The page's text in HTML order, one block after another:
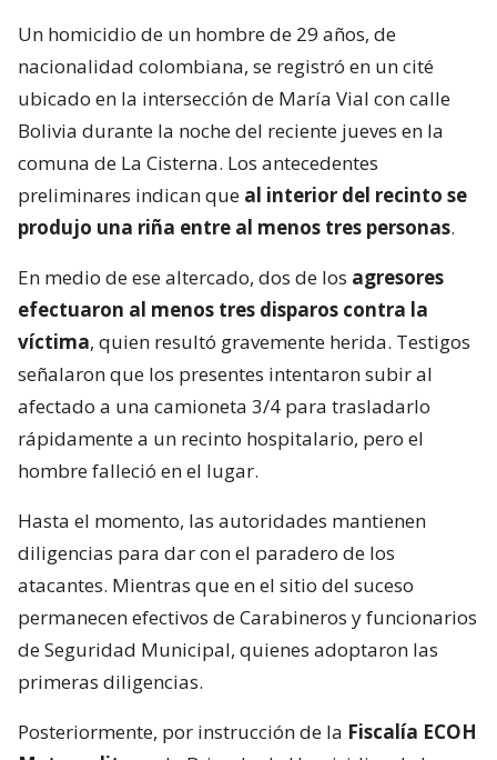
Un homicidio de un hombre de 29 años, de
nacionalidad colombiana, se registró en un cité
ubicado en la intersección de María Vial con calle
Bolivia durante la noche del reciente jueves en la
comuna de La Cisterna. Los antecedentes
preliminares indican que al interior del recinto se
produjo una riña entre al menos tres personas.
En medio de ese altercado, dos de los agresores
efectuaron al menos tres disparos contra la
víctima, quien resultó gravemente herida. Testigos
señalaron que los presentes intentaron subir al
afectado a una camioneta 3/4 para trasladarlo
rápidamente a un recinto hospitalario, pero el
hombre falleció en el lugar.
Hasta el momento, las autoridades mantienen
diligencias para dar con el paradero de los
atacantes. Mientras que en el sitio del suceso
permanecen efectivos de Carabineros y funcionarios
de Seguridad Municipal, quienes adoptaron las
primeras diligencias.
Posteriormente, por instrucción de la Fiscalía ECOH